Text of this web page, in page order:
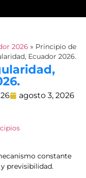
2026 » Principio de
Ecuador 2026.
agosto 3, 2026
constante
previsibilidad.